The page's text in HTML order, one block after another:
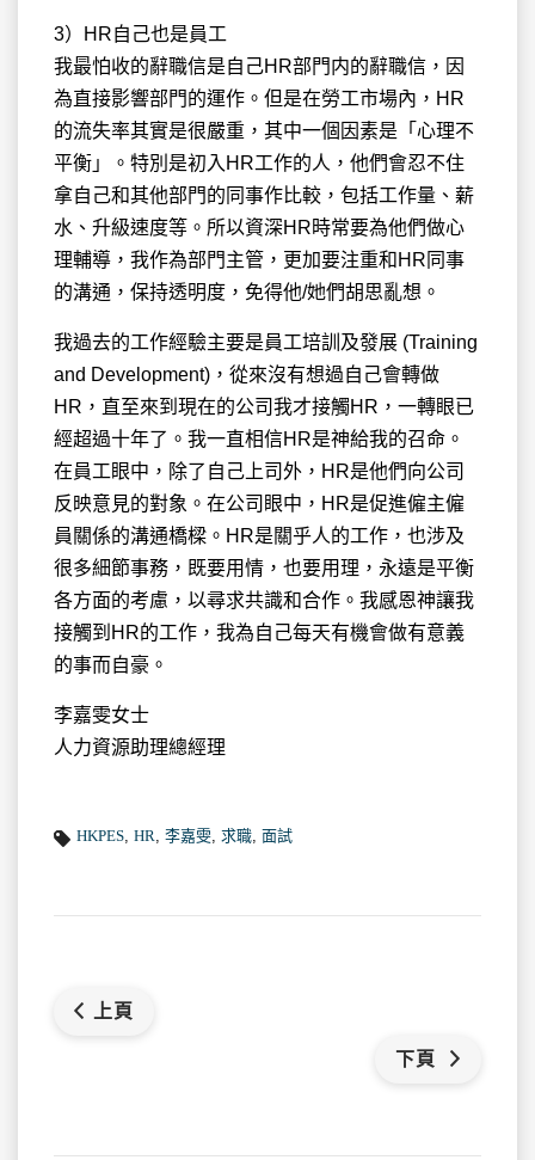
3）HR自己也是員工
我最怕收的辭職信是自己HR部門内的辭職信，因
為直接影響部門的運作。但是在勞工市場內，HR
的流失率其實是很嚴重，其中一個因素是「心理不
平衡」。特別是初入HR工作的人，他們會忍不住
拿自己和其他部門的同事作比較，包括工作量、薪
水、升級速度等。所以資深HR時常要為他們做心
理輔導，我作為部門主管，更加要注重和HR同事
的溝通，保持透明度，免得他/她們胡思亂想。
我過去的工作經驗主要是員工培訓及發展 (Training
and Development)，從來沒有想過自己會轉做
HR，直至來到現在的公司我才接觸HR，一轉眼已
經超過十年了。我一直相信HR是神給我的召命。
在員工眼中，除了自己上司外，HR是他們向公司
反映意見的對象。在公司眼中，HR是促進僱主僱
員關係的溝通橋樑。HR是關乎人的工作，也涉及
很多細節事務，既要用情，也要用理，永遠是平衡
各方面的考慮，以尋求共識和合作。我感恩神讓我
接觸到HR的工作，我為自己每天有機會做有意義
的事而自豪。
李嘉雯女士
人力資源助理總經理
HKPES HR 李嘉雯 求職 面試
上頁
下頁